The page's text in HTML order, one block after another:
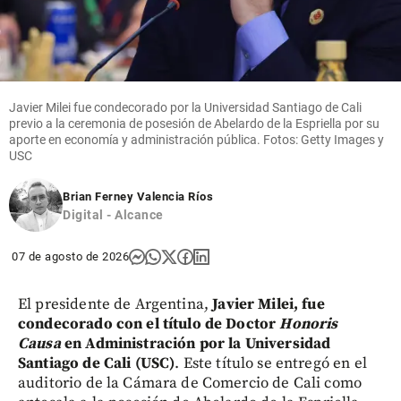
Argentina:
“Quiero
salir por la
puerta
grande”
share
Javier Milei fue condecorado por la Universidad Santiago de Cali
previo a la ceremonia de posesión de Abelardo de la Espriella por su
aporte en economía y administración pública. Fotos: Getty Images y
USC
Brian Ferney Valencia Ríos
Digital - Alcance
07 de agosto de 2026
El presidente de Argentina,Javier Milei, fue
condecorado con el título de DoctorHonoris
Causaen Administración por la Universidad
Santiago de Cali (USC). Este título se entregó en el
auditorio de la Cámara de Comercio de Cali como